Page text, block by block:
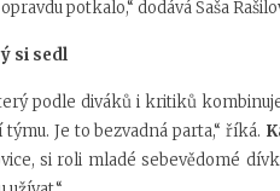
potkalo,“ dodává Saša
si sedl
podle diváků i kritiků
Je to bezvadná parta,“ říká.
, si roli mladé sebevědomé